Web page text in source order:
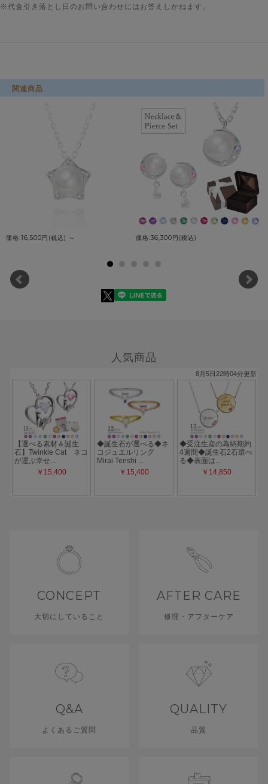
※代金引き落とし日のお問い合わせにはお答えしかねます。
関連商品
価格:16,500円(税込) ～ 価格:36,300円(税込)
人気商品
CONCEPT
大切にしていること
AFTER CARE
修理・アフターケア
Q&A
よくあるご質問
QUALITY
品質